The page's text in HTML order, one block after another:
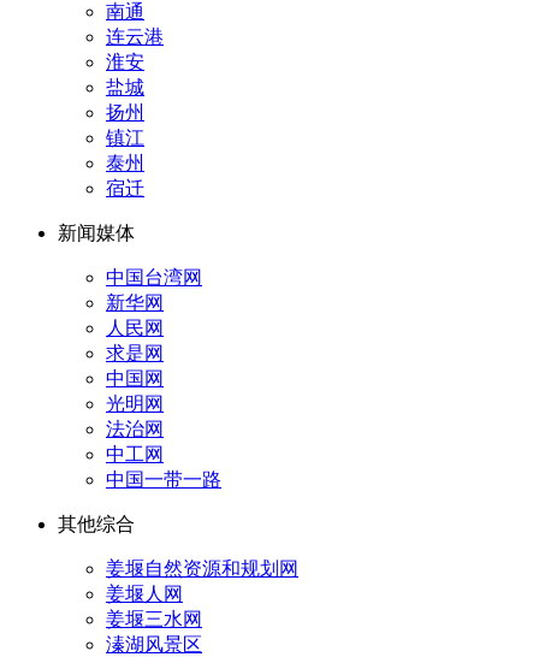
南通
连云港
淮安
盐城
扬州
镇江
泰州
宿迁
新闻媒体
中国台湾网
新华网
人民网
求是网
中国网
光明网
法治网
中工网
中国一带一路
其他综合
姜堰自然资源和规划网
姜堰人网
姜堰三水网
溱湖风景区